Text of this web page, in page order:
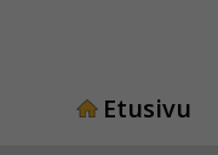
Etusivu